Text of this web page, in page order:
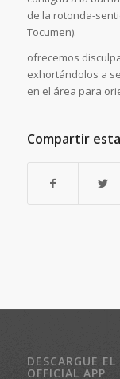
de la rotonda-
Tocumen).
ofrecemos
exhortándolos a
en el área para
Compartir
DESCARGUE
OFFICIAL APP